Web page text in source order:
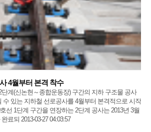
4월부터 본격 착수
계(신논현～종합운동장) 구간의 지하 구조물 공사
수 있는 지하철 선로공사를 4월부터 본격적으로 시작
선 1단계 구간을 연장하는 2단계 공사는 2013년 3월
료되 2013-03-27 04:03:57